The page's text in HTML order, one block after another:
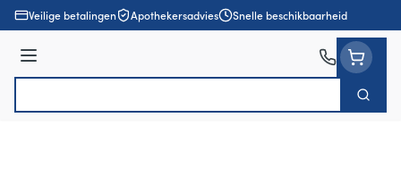
Ga naar de inhoud
Veilige betalingen Apothekersadvies Snelle beschikbaarheid
Menu
Zoek